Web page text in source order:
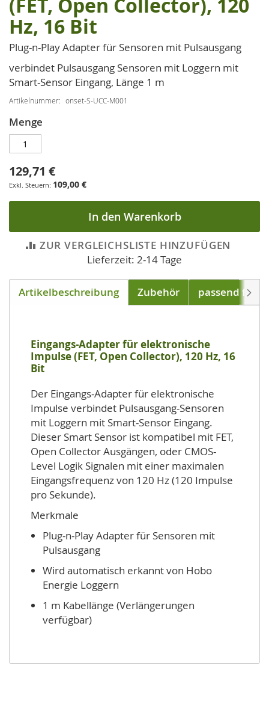
springen
(FET, Open Collector), 120
Hz, 16 Bit
Plug-n-Play Adapter für Sensoren mit Pulsausgang
verbindet Pulsausgang Sensoren mit Loggern mit
Smart-Sensor Eingang, Länge 1 m
Artikelnummer onset-S-UCC-M001
Menge
129,71 €
109,00 €
In den Warenkorb
ZUR VERGLEICHSLISTE HINZUFÜGEN
Lieferzeit: 2-14 Tage
Artikelbeschreibung Zubehör passend für
Eingangs-Adapter für elektronische
Impulse (FET, Open Collector), 120 Hz, 16
Bit
Der Eingangs-Adapter für elektronische
Impulse verbindet Pulsausgang-Sensoren
mit Loggern mit Smart-Sensor Eingang.
Dieser Smart Sensor ist kompatibel mit FET,
Open Collector Ausgängen, oder CMOS-
Level Logik Signalen mit einer maximalen
Eingangsfrequenz von 120 Hz (120 Impulse
pro Sekunde).
Merkmale
Plug-n-Play Adapter für Sensoren mit
Pulsausgang
Wird automatisch erkannt von Hobo
Energie Loggern
1 m Kabellänge (Verlängerungen
verfügbar)